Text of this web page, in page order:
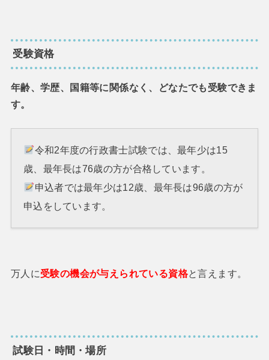
受験資格
年齢、学歴、国籍等に関係なく、どなたでも受験できま
す。
令和2年度の行政書士試験では、最年少は15
歳、最年長は76歳の方が合格しています。
申込者では最年少は12歳、最年長は96歳の方が
申込をしています。
万人に受験の機会が与えられている資格と言えます。
試験日・時間・場所